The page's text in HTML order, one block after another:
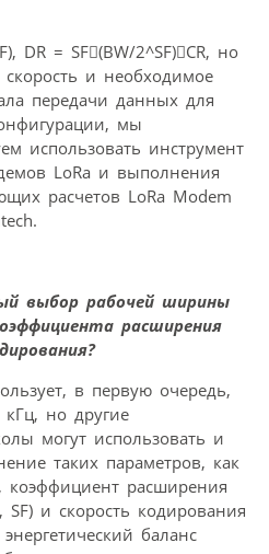
DR = SF(BW/2^SF)CR, но
и необходимое
передачи данных для
мы
использовать инструмент
LoRa и выполнения
расчетов LoRa Modem
выбор рабочей ширины
расширения
в первую очередь,
но другие
могут использовать и
таких параметров, как
коэффициент расширения
SF) и скорость кодирования
баланс